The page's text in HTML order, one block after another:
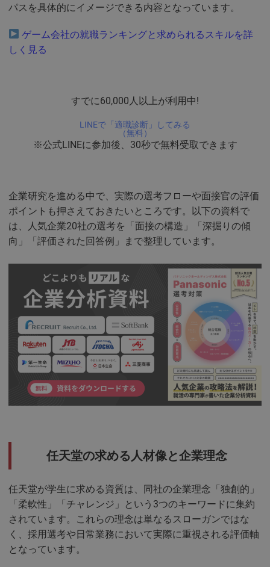
パスを具体的にイメージできる内容となっています。
ゲーム会社の就職ランキングと求められるスキルを詳
しく見る
すでに60,000人以上が利用中!
LINEで「適職診断」してみる
（無料）
※公式LINEに参加後、30秒で無料受取できます
企業研究を進める中で、実際の選考フローや面接官の評価
ポイントも押さえておきたいところです。以下の資料で
は、人気企業20社の選考を「面接の構造」「深掘りの傾
向」「評価された回答例」まで整理しています。
任天堂の求める人材像と企業理念
任天堂が学生に求める資質は、同社の企業理念「独創的」
「柔軟性」「チャレンジ」という3つのキーワードに集約
されています。これらの理念は単なるスローガンではな
く、採用選考や日常業務において実際に重視される評価軸
となっています。